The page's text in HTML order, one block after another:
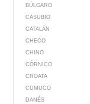
BÚLGARO
CASUBIO
CATALÁN
CHECO
CHINO
CÓRNICO
CROATA
CUMUCO
DANÉS